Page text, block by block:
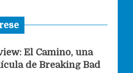
i
t
El Camino, una
de Breaking Bad